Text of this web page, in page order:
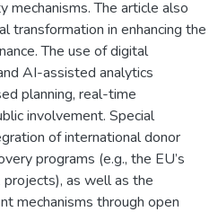
mechanisms. The article also
transformation in enhancing the
The use of digital
AI-assisted analytics
planning, real-time
involvement. Special
of international donor
programs (e.g., the EU’s
projects), as well as the
mechanisms through open